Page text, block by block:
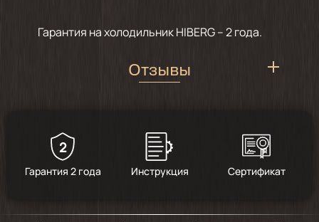
Гарантия на холодильник HIBERG – 2 года.
Отзывы
2
Гарантия 2 года Инструкция Сертификат